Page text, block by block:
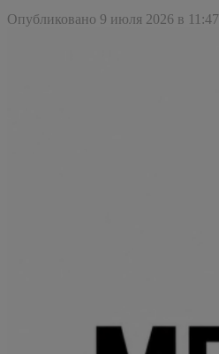
Опубликовано 9 июля 2026 в 11:47